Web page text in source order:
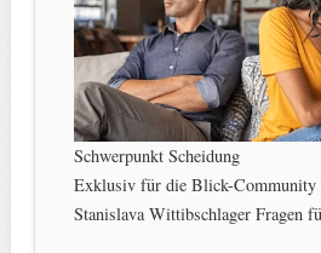
Schwerpunkt Scheidung
Exklusiv für die Blick-Community
Stanislava Wittibschlager Fragen